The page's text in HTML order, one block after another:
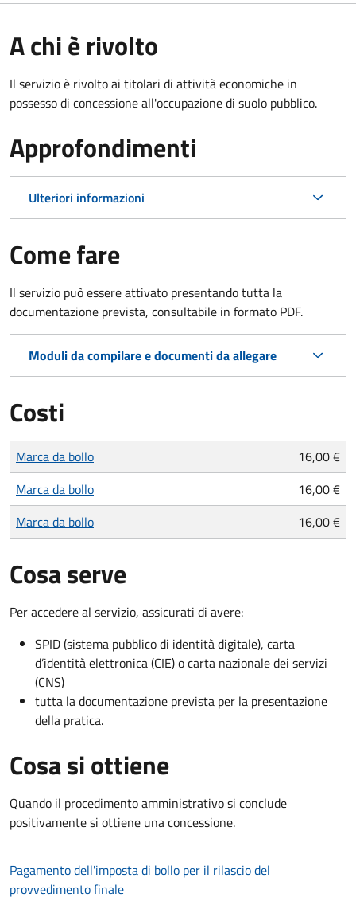
A chi è rivolto
Il servizio è rivolto ai titolari di attività economiche in
possesso di concessione all'occupazione di suolo pubblico.
Approfondimenti
Ulteriori informazioni
Come fare
Il servizio può essere attivato presentando tutta la
documentazione prevista, consultabile in formato PDF.
Moduli da compilare e documenti da allegare
Costi
Tipo di pagamento
Importo
Marca da bollo
16,00 €
Marca da bollo
16,00 €
Marca da bollo
16,00 €
Cosa serve
Per accedere al servizio, assicurati di avere:
SPID (sistema pubblico di identità digitale), carta
d’identità elettronica (CIE) o carta nazionale dei servizi
(CNS)
tutta la documentazione prevista per la presentazione
della pratica.
Cosa si ottiene
Quando il procedimento amministrativo si conclude
positivamente si ottiene una concessione.
Pagamento dell'imposta di bollo per il rilascio del
provvedimento finale